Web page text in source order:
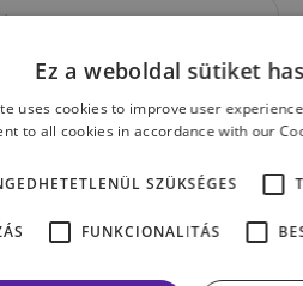
Ez a weboldal sütiket
uses cookies to improve user
to all cookies in accordance with our
SZÜKSÉGES
FUNKCIONALITÁS